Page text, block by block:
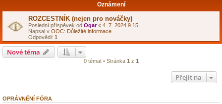
Oznámení
ROZCESTNÍK (nejen pro nováčky)
Poslední příspěvek od Ogar« 4. 7. 2024 9.15
Napsal v OOC: Důležité informace
Odpovědi: 1
Nové téma
0 témat • Stránka 1 z 1
Přejít na
OPRÁVNĚNÍ FÓRA